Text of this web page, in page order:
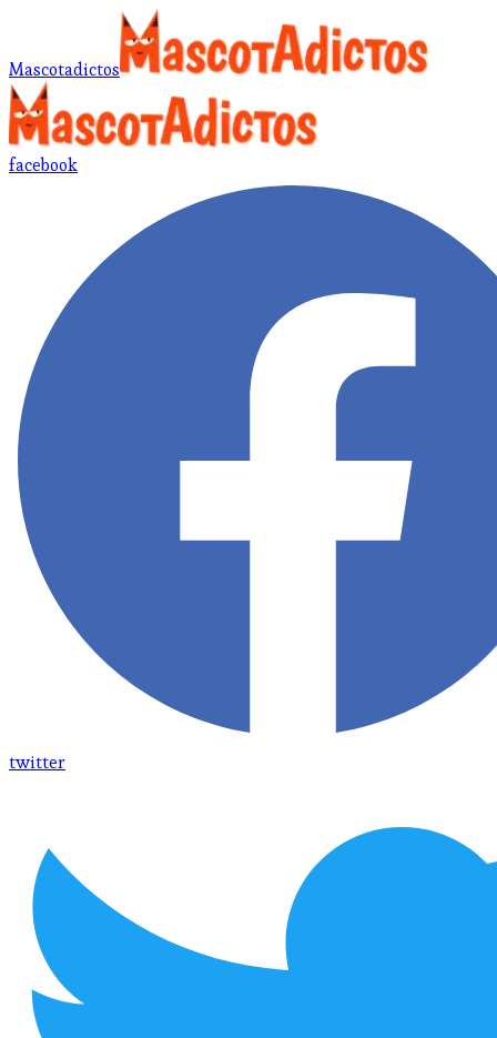
Mascotadictos
facebook
twitter